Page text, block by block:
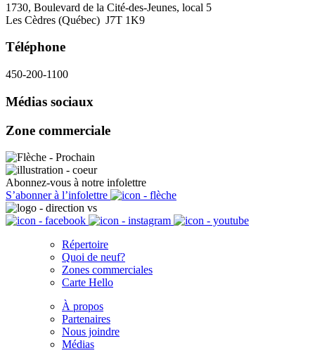
1730, Boulevard de la Cité-des-Jeunes, local 5
Les Cèdres (Québec) J7T 1K9
Téléphone
450-200-1100
Médias sociaux
Zone commerciale
Abonnez-vous à notre infolettre
S’abonner à l’infolettre
Répertoire
Quoi de neuf?
Zones commerciales
Carte Hello
À propos
Partenaires
Nous joindre
Médias